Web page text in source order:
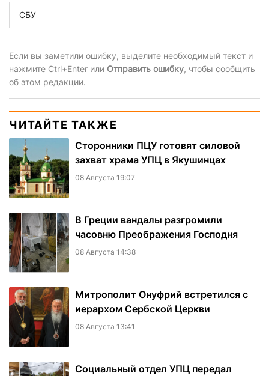
СБУ
Если вы заметили ошибку, выделите необходимый текст и
нажмите Ctrl+Enter или Отправить ошибку, чтобы сообщить
об этом редакции.
ЧИТАЙТЕ ТАКЖЕ
Сторонники ПЦУ готовят силовой
захват храма УПЦ в Якушинцах
08 Августа 19:07
В Греции вандалы разгромили
часовню Преображения Господня
08 Августа 14:38
Митрополит Онуфрий встретился с
иерархом Сербской Церкви
08 Августа 13:41
Социальный отдел УПЦ передал